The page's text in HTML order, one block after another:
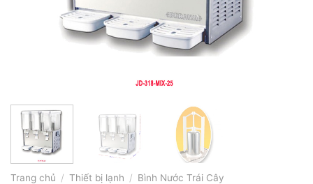
Trang chủ / Thiết bị lạnh / Bình Nước Trái Cây